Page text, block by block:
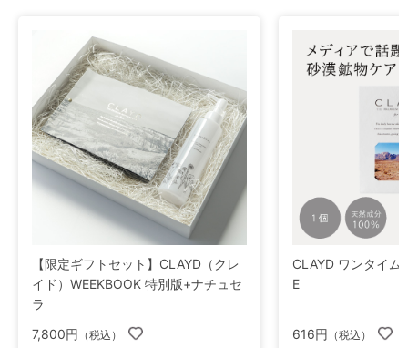
【限定ギフトセット】CLAYD（クレ
イド）WEEKBOOK 特別版+ナチュセ
ラ
7,800円 （税込）
CLAYD ワンタイ
E
616円 （税込）